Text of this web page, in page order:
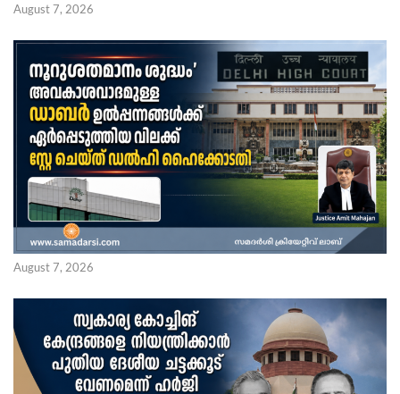
August 7, 2026
August 7, 2026